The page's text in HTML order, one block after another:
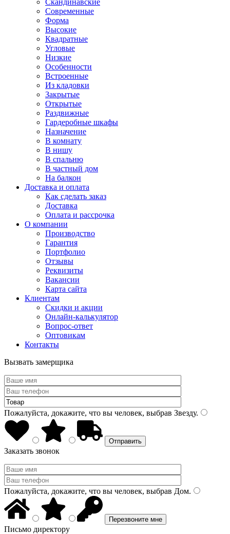
Скандинавские
Современные
Форма
Высокие
Квадратные
Угловые
Низкие
Особенности
Встроенные
Из кладовки
Закрытые
Открытые
Раздвижные
Гардеробные шкафы
Назначение
В комнату
В нишу
В спальню
В частный дом
На балкон
Доставка и оплата
Как сделать заказ
Доставка
Оплата и рассрочка
О компании
Производство
Гарантия
Портфолио
Отзывы
Реквизиты
Вакансии
Карта сайта
Клиентам
Скидки и акции
Онлайн-калькулятор
Вопрос-ответ
Оптовикам
Контакты
Вызвать замерщика
Пожалуйста, докажите, что вы человек, выбрав Звезду.
Заказать звонок
Пожалуйста, докажите, что вы человек, выбрав Дом.
Письмо директору